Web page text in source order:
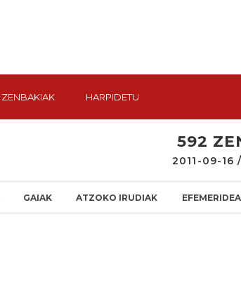
ZENBAKIAK HARPIDETU
592
2011-09-16
GAIAK ATZOKO IRUDIAK